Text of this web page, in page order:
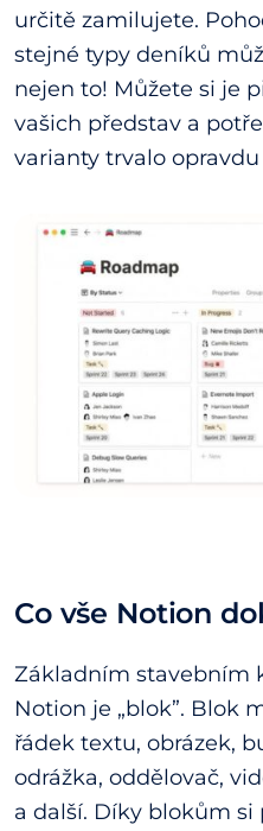
určitě zamilujete.
stejné typy deníků
nejen to! Můžete si je
vašich představ a
varianty trvalo
Co vše Notion
Základním stavebním
Notion je „blok”. Blok
řádek textu, obrázek,
odrážka, oddělovač,
a další. Díky blokům